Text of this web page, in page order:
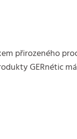
přirozeného
GERnétic